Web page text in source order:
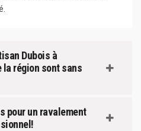
Dubois à
région sont sans
pour un ravalement